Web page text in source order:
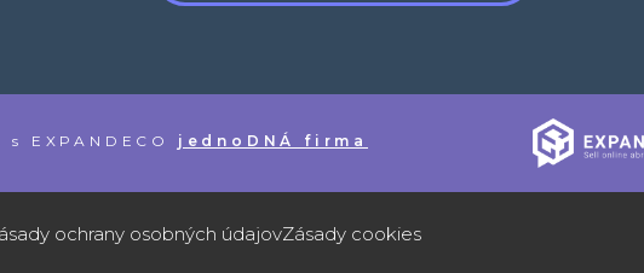
EXPANDECO jednoDNÁ firma
ochrany osobných údajovZásady cookies